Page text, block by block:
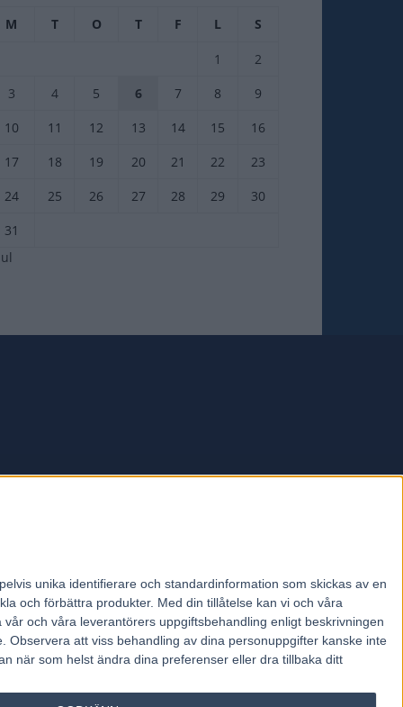
unika identifierare och standardinformation som skickas av en
och förbättra produkter. Med din tillåtelse kan vi och våra
och våra leverantörers uppgiftsbehandling enligt beskrivningen
Observera att viss behandling av dina personuppgifter kanske inte
när som helst ändra dina preferenser eller dra tillbaka ditt
M T O T F L S
1
2
3
4 5 6 7 8
9
10
11 12 13 14 15
16
17
18 19 20 21 22
23
24
25 26 27 28 29
30
31